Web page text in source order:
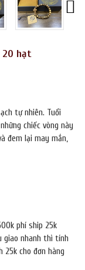
20 hạt
tự nhiên. Tuổi
chiếc vòng này
đem lại may mắn,
phí ship 25k
giao nhanh thì tính
25k cho đơn hàng